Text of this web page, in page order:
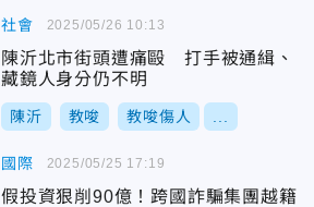
社會
陳沂北市街頭遭痛毆 打手被通緝、
藏鏡人身分仍不明
陳沂 教唆 教唆傷人
2025/05/26 10:13
國際
假投資狠削90億！跨國詐騙集團越籍
2025/05/25 17:19